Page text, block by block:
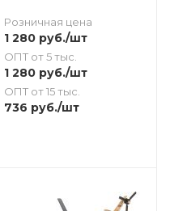
Розничная цена
1 280руб./шт
ОПТ от 5 тыс.
1 280руб./шт
ОПТ от 15 тыс.
736 руб./шт